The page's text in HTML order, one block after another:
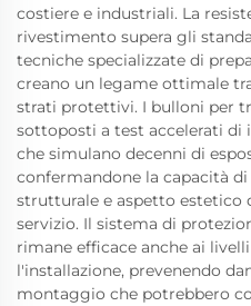
costiere e industriali. La
rivestimento supera gli
tecniche specializzate di
creano un legame ottimale
strati protettivi. I bulloni per
sottoposti a test accelerati
che simulano decenni di
confermandone la capacità
strutturale e aspetto estetico
servizio. Il sistema di
rimane efficace anche ai
l'installazione, prevenendo
montaggio che potrebbero